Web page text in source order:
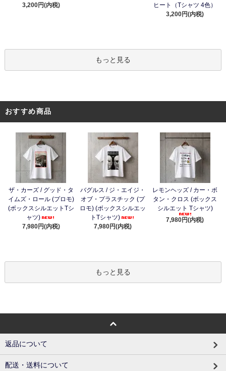
3,200円(内税)
ヒート（Tシャツ 4色）
3,200円(内税)
もっと見る
おすすめ商品
ザ・カーズ / グッド・タ
イムズ・ロール (プロモ)
(ボックスシルエットTシ
ャツ)
7,980円(内税)
バグルス / ジ・エイジ・
オブ・プラスチック (プ
ロモ) (ボックスシルエッ
トTシャツ)
7,980円(内税)
レモンヘッズ / カー・ボ
タン・クロス (ボックス
シルエット Tシャツ)
7,980円(内税)
もっと見る
返品について
配送・送料について